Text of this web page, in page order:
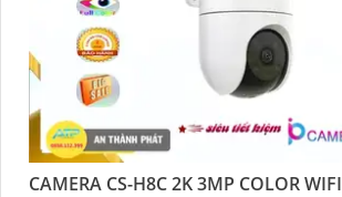
CAMERA CS-H8C 2K 3MP COLOR WIFI